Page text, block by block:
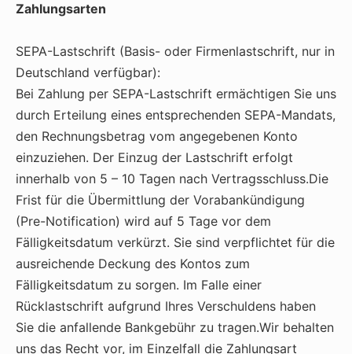
Zahlungsarten
SEPA-Lastschrift (Basis- oder Firmenlastschrift, nur in
Deutschland verfügbar):
Bei Zahlung per SEPA-Lastschrift ermächtigen Sie uns
durch Erteilung eines entsprechenden SEPA-Mandats,
den Rechnungsbetrag vom angegebenen Konto
einzuziehen. Der Einzug der Lastschrift erfolgt
innerhalb von 5 – 10 Tagen nach Vertragsschluss.Die
Frist für die Übermittlung der Vorabankündigung
(Pre-Notification) wird auf 5 Tage vor dem
Fälligkeitsdatum verkürzt. Sie sind verpflichtet für die
ausreichende Deckung des Kontos zum
Fälligkeitsdatum zu sorgen. Im Falle einer
Rücklastschrift aufgrund Ihres Verschuldens haben
Sie die anfallende Bankgebühr zu tragen.Wir behalten
uns das Recht vor, im Einzelfall die Zahlungsart